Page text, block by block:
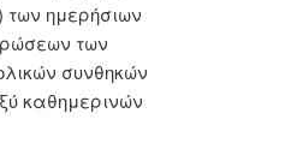
των ημερήσιων
των
συνθηκών
καθημερινών